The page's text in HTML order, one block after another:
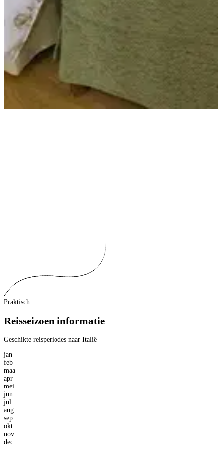
Praktisch
Reisseizoen informatie
Geschikte reisperiodes naar Italië
jan
feb
maa
apr
mei
jun
jul
aug
sep
okt
nov
dec